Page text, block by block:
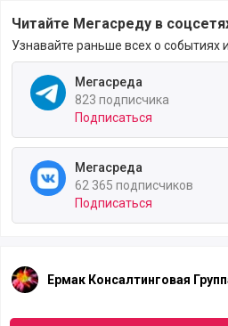
Читайте Мегасреду в
Узнавайте раньше всех о событиях
Мегасреда
823 подписчика
Подписаться
Мегасреда
62 365 подписчиков
Подписаться
Ермак Консалтинговая